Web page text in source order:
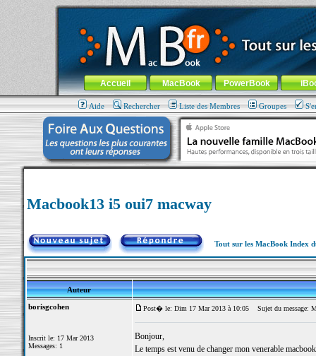
MacBook-fr.com : 100% Apple... 100% nomade !
Aller au contenu-Aller au menu général-Aller au menu de
Menu général
Accueil MacBook PowerBook
Aide Rechercher Liste des Membres Groupes
Macbook13 i5 oui7 macway
Tout sur les MacBook Index
Auteur
borisgcohen
Inscrit le: 17 Mar 2013
Messages: 1
Post� le: Dim 17 Mar 2013 à 10:05 Sujet du message:
Bonjour,
Le temps est venu de changer mon venerable